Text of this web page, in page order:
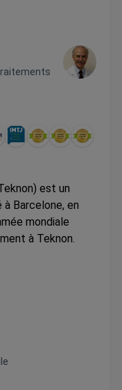
est un
Barcelone, en
mondiale
à Teknon.
la
cardiaque et la
des célébrités,
médecins de
(célèbre